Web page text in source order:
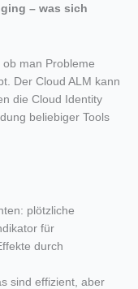
– was sich
man Probleme
Der Cloud ALM kann
die Cloud Identity
beliebiger Tools
plötzliche
für
durch
sind effizient, aber